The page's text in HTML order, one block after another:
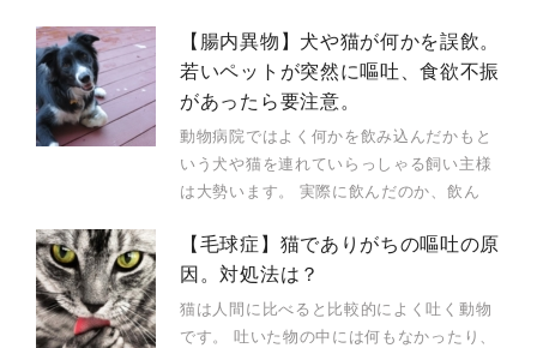
【腸内異物】犬や猫が何かを誤飲。
若いペットが突然に嘔吐、食欲不振
があったら要注意。
動物病院ではよく何かを飲み込んだかもと
いう犬や猫を連れていらっしゃる飼い主様
は大勢います。 実際に飲んだのか、飲ん
【毛球症】猫でありがちの嘔吐の原
因。対処法は？
猫は人間に比べると比較的によく吐く動物
です。 吐いた物の中には何もなかったり、